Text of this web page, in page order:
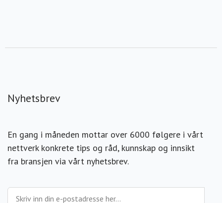
Nyhetsbrev
En gang i måneden mottar over 6000 følgere i vårt
nettverk konkrete tips og råd, kunnskap og innsikt
fra bransjen via vårt nyhetsbrev.